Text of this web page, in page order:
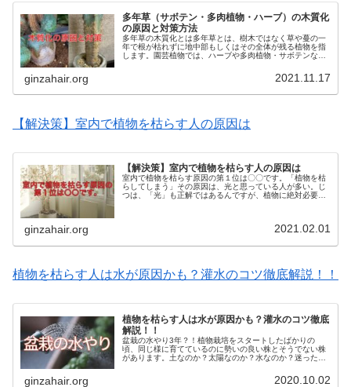
多年草（サボテン・多肉植物・ハーブ）の木質化
の原因と対策方法
多年草の木質化とは多年草とは、樹木ではなく草や蔓の一
年で根が枯れずに地中部もしくはその全体が残る植物を指
します。園芸植物では、ハーブや多肉植物・サボテンなど
ginzahair.org 2021.11.17
【解決策】室内で植物を枯らす人の原因は
【解決策】室内で植物を枯らす人の原因は
室内で植物を枯らす原因の第１位は〇〇です。「植物を枯
らしてしまう」その原因は、光と思っている人が多い。じ
つは、「光」も正解ではあるんですが、植物に絶対必要か
ginzahair.org 2021.02.01
植物を枯らす人は水が原因かも？灌水のコツ徹底解説！！
植物を枯らす人は水が原因かも？灌水のコツ徹底
解説！！
盆栽の水やり3年？！植物栽培をスタートしたばかりの
頃、同じ様に育てているのに勢いの良い株とそうでない株
があります。土なのか？太陽なのか？水なのか？迷った
ginzahair.org 2020.10.02